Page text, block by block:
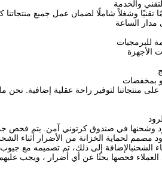
والخدمة
تقنيًا وشغلاً شاملًا لضمان عمل جميع
الساعة
للبرمجيات
الأجهزة
بمخفضات
منتجاتنا لتوفير راحة عقلية إضافية. نحن
وشحنها في صندوق كرتوني آمن. يتم فحص
مصمم لحماية الخزانة من الأضرار أثناء
الشحنبالإضافة إلى ذلك، تم تصميمه مع
فحصها بحثًا عن أي أضرار ، ويجب عليهم